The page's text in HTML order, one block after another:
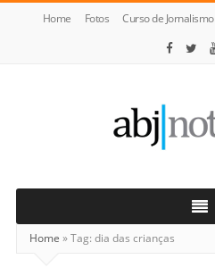
Home Fotos Curso de Jornalismo
Notícias
Home »Tag: dia das crianças